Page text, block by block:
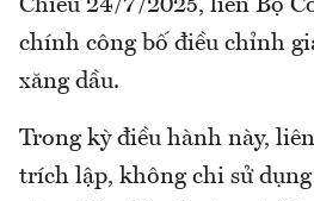
Chiều 24/7/2025, liên Bộ
chính công bố điều chỉnh
xăng dầu.
Trong kỳ điều hành này,
trích lập, không chi sử